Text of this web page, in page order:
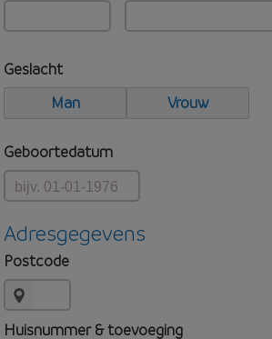
Geslacht
Man
Vrouw
Geboortedatum
Adresgegevens
Postcode
Huisnummer & toevoeging